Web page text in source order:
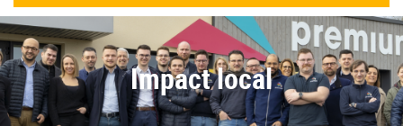
Passer
au
contenu
Menu principal
Impact local